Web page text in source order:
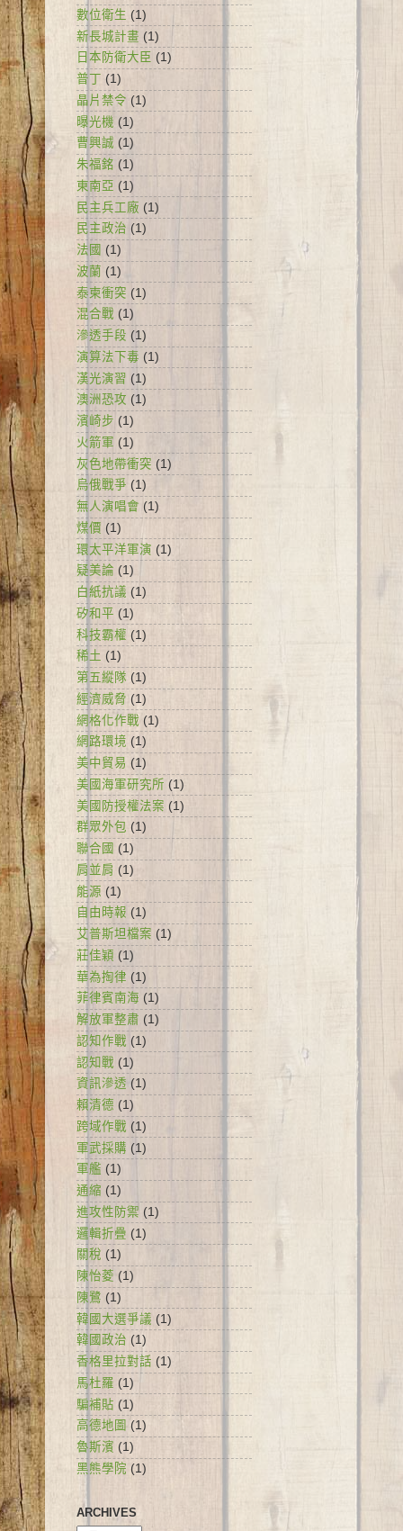
數位衛生 (1)
新長城計畫 (1)
日本防衛大臣 (1)
普丁 (1)
晶片禁令 (1)
曝光機 (1)
曹興誠 (1)
朱福銘 (1)
東南亞 (1)
民主兵工廠 (1)
民主政治 (1)
法國 (1)
波蘭 (1)
泰柬衝突 (1)
混合戰 (1)
滲透手段 (1)
演算法下毒 (1)
漢光演習 (1)
澳洲恐攻 (1)
濱崎步 (1)
火箭軍 (1)
灰色地帶衝突 (1)
烏俄戰爭 (1)
無人演唱會 (1)
煤價 (1)
環太平洋軍演 (1)
疑美論 (1)
白紙抗議 (1)
矽和平 (1)
科技霸權 (1)
稀土 (1)
第五縱隊 (1)
經濟威脅 (1)
網格化作戰 (1)
網路環境 (1)
美中貿易 (1)
美國海軍研究所 (1)
美國防授權法案 (1)
群眾外包 (1)
聯合國 (1)
肩並肩 (1)
能源 (1)
自由時報 (1)
艾普斯坦檔案 (1)
莊佳穎 (1)
華為掏律 (1)
菲律賓南海 (1)
解放軍整肅 (1)
認知作戰 (1)
認知戰 (1)
資訊滲透 (1)
賴清德 (1)
跨域作戰 (1)
軍武採購 (1)
軍艦 (1)
通縮 (1)
進攻性防禦 (1)
邏輯折疊 (1)
關稅 (1)
陳怡菱 (1)
陳鷺 (1)
韓國大選爭議 (1)
韓國政治 (1)
香格里拉對話 (1)
馬杜羅 (1)
騙補貼 (1)
高德地圖 (1)
魯斯濱 (1)
黑熊學院 (1)
ARCHIVES